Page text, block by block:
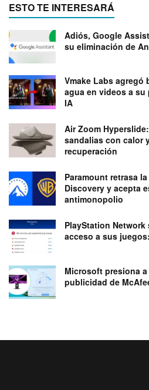
ESTO TE INTERESARÁ
Adiós, Google
su eliminación de
Vmake Labs agregó
agua en videos a
IA
Air Zoom
sandalias con calor
recuperación
Paramount retrasa
Discovery y acepta
antimonopolio
PlayStation
acceso a sus
Microsoft presiona
publicidad de